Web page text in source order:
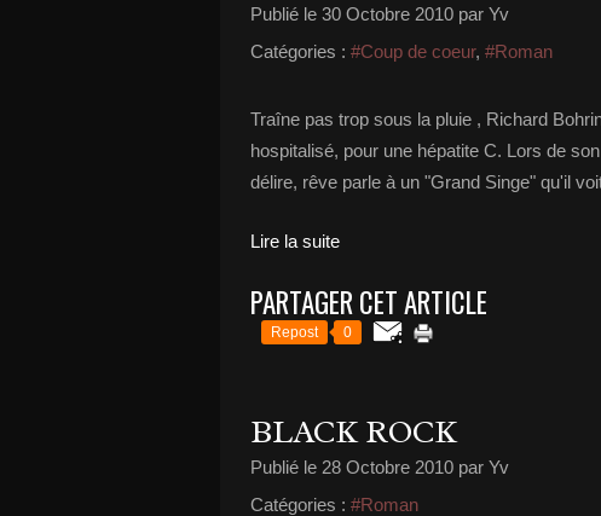
Publié le 30 Octobre 2010 par Yv
Catégories : #Coup de coeur, #Roman
Traîne pas trop sous la pluie , Richard
hospitalisé, pour une hépatite C. Lors de
délire, rêve parle à un "Grand Singe" qu'il
Lire la suite
PARTAGER CET ARTICLE
Repost 0
BLACK ROCK
Publié le 28 Octobre 2010 par Yv
Catégories : #Roman